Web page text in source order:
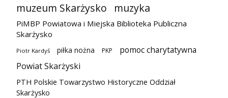
muzeum Skarżysko
muzyka
PiMBP Powiatowa i Miejska Biblioteka Publiczna
Skarżysko
Piotr Kardyś piłka nożna PKP
pomoc charytatywna
Powiat Skarżyski
PTH Polskie Towarzystwo Historyczne Oddział
Skarżysko